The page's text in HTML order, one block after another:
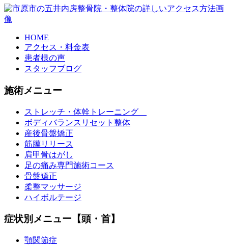
HOME
アクセス・料金表
患者様の声
スタッフブログ
施術メニュー
ストレッチ・体幹トレーニング
ボディバランスリセット整体
産後骨盤矯正
筋膜リリース
肩甲骨はがし
足の痛み専門施術コース
骨盤矯正
柔整マッサージ
ハイボルテージ
症状別メニュー【頭・首】
顎関節症